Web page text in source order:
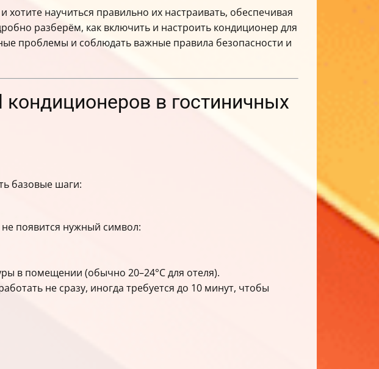
научиться правильно их настраивать, обеспечивая
разберём, как включить и настроить кондиционер для
проблемы и соблюдать важные правила безопасности и
в гостиничных
базовые шаги:
появится нужный символ:
в помещении (обычно 20–24°C для отеля).
не сразу, иногда требуется до 10 минут, чтобы